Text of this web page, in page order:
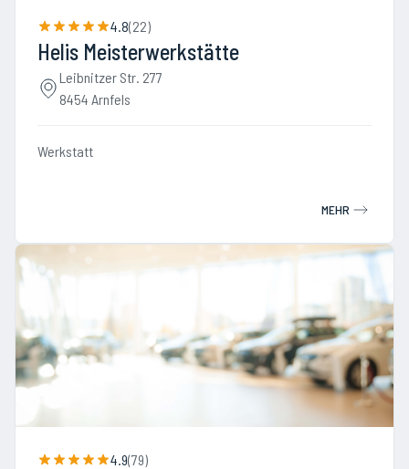
4.8(22)
Helis Meisterwerkstätte
Leibnitzer Str. 277
8454 Arnfels
Werkstatt
MEHR
4.9(79)